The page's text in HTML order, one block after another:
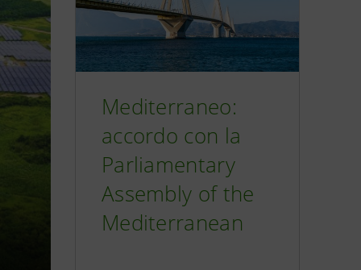
Mediterraneo:
accordo con la
Parliamentary
Assembly of the
Mediterranean